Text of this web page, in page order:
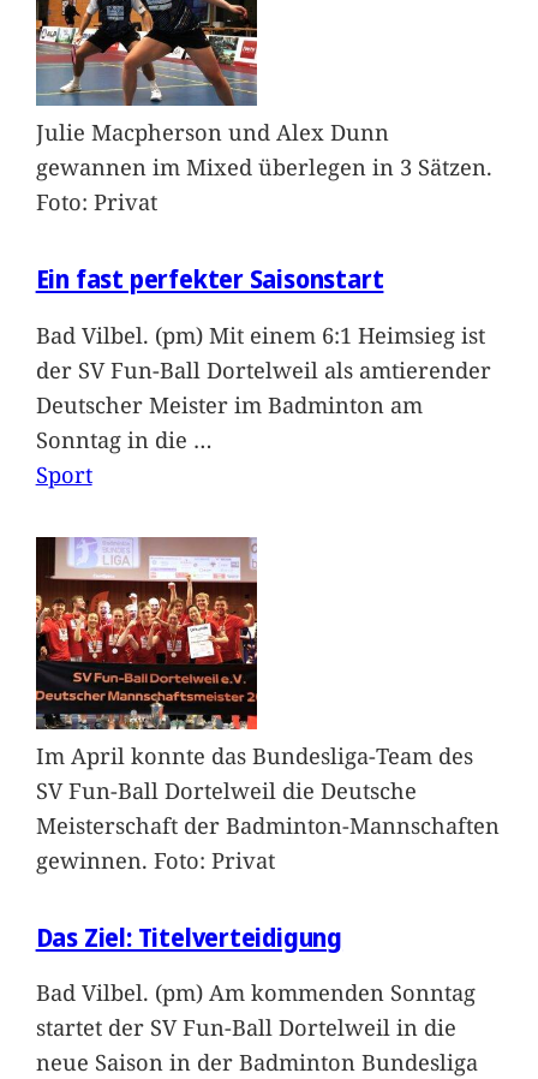
Julie Macpherson und Alex Dunn
gewannen im Mixed überlegen in 3 Sätzen.
Foto: Privat
Ein fast perfekter Saisonstart
Bad Vilbel. (pm) Mit einem 6:1 Heimsieg ist
der SV Fun-Ball Dortelweil als amtierender
Deutscher Meister im Badminton am
Sonntag in die …
Sport
Im April konnte das Bundesliga-Team des
SV Fun-Ball Dortelweil die Deutsche
Meisterschaft der Badminton-Mannschaften
gewinnen. Foto: Privat
Das Ziel: Titelverteidigung
Bad Vilbel. (pm) Am kommenden Sonntag
startet der SV Fun-Ball Dortelweil in die
neue Saison in der Badminton Bundesliga